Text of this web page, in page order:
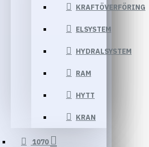
KRAFTÖVERFÖRING
ELSYSTEM
HYDRALSYSTEM
RAM
HYTT
KRAN
1070